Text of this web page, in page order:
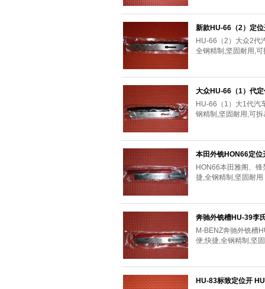
新款HU-66（2）定位
HU-66（2）大众2代
全钢精制,坚固耐用,
大众HU-66（1）代
HU-66（1）大1代汽
钢精制,坚固耐用,可
本田外铣HON66定位
HON66本田雅阁、
捷,全钢精制,坚固耐
奔驰外铣槽HU-39李
M-BENZ奔驰外铣槽
便,快捷,全钢精制,坚
HU-83标致定位开